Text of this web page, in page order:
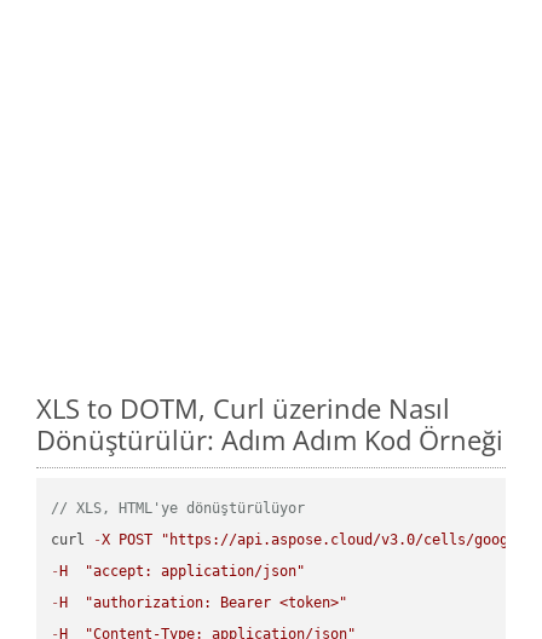
XLS to DOTM, Curl üzerinde Nasıl
Dönüştürülür: Adım Adım Kod Örneği
// XLS, HTML'ye dönüştürülüyor
curl
-X POST
"https://api.aspose.cloud/v3.0/cells/
- H
"accept: application/json"
- H
"authorization: Bearer <token>"
- H
"Content-Type: application/json"